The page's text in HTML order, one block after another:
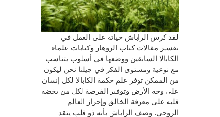
لقد كرس الراباش حياته على العمل في
تفسير مقالات كتاب الزوهار وكتابات علماء
الكابالا السابقين ووضعها في أسلوب يتناسب
مع نوعية ومستوى الفكر في جيلنا نحن ليكون
من الممكن توفر علم حكمة الكابالا لكل إنسان
على وجه الأرض وتوفير الفرصة لكل من يخضه
قلبه على معرفة الخالق وإحراز العالم
الروحي. وصف الراباش بأنه ذو قلب يتقد